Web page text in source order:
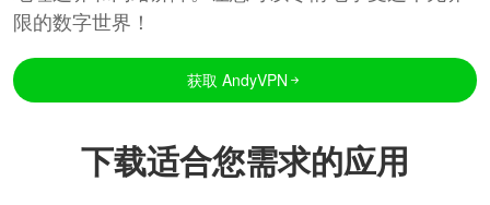
限的数字世界！
获取 AndyVPN
下载适合您需求的应用